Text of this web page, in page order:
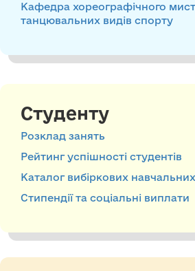
Кафедра хореографічного
танцювальних видів спорту
Студенту
Розклад занять
Рейтинг успішності студентів
Каталог вибіркових
Стипендії та соціальні виплати